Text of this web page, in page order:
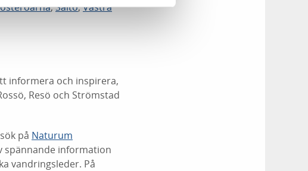
,Saltö,Västra
informera och inspirera,
Resö och Strömstad
på Naturum
spännande information
vandringsleder. På